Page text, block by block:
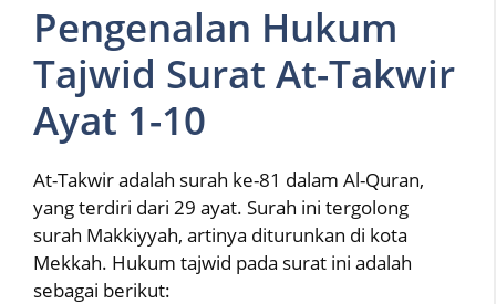
Pengenalan Hukum
Tajwid Surat At-Takwir
Ayat 1-10
At-Takwir adalah surah ke-81 dalam Al-Quran,
yang terdiri dari 29 ayat. Surah ini tergolong
surah Makkiyyah, artinya diturunkan di kota
Mekkah. Hukum tajwid pada surat ini adalah
sebagai berikut: